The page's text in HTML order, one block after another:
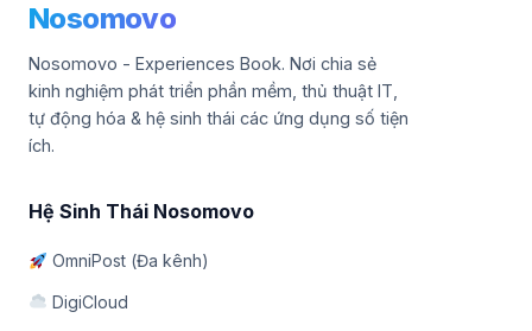
Nosomovo
Nosomovo - Experiences Book. Nơi chia sẻ
kinh nghiệm phát triển phần mềm, thủ thuật IT,
tự động hóa & hệ sinh thái các ứng dụng số tiện
ích.
Hệ Sinh Thái Nosomovo
OmniPost (Đa kênh)
DigiCloud